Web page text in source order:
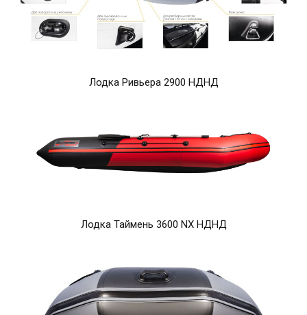
Лодка Ривьера 2900 НДНД
Лодка Таймень 3600 NX НДНД